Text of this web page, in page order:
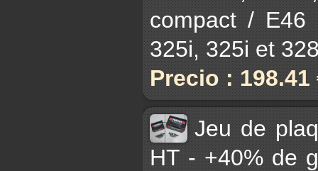
compact / E46
325i, 325i et
Precio : 198.41
Jeu de
HT - +40% de